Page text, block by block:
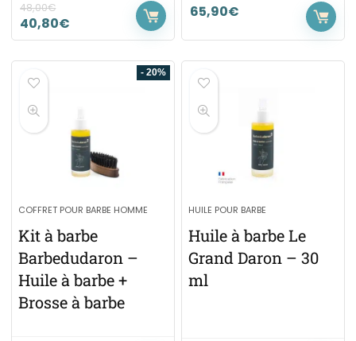
48,00€
40,80€
65,90€
- 20%
COFFRET POUR BARBE HOMME
Kit à barbe
Barbedudaron –
Huile à barbe +
Brosse à barbe
HUILE POUR BARBE
Huile à barbe Le
Grand Daron – 30
ml